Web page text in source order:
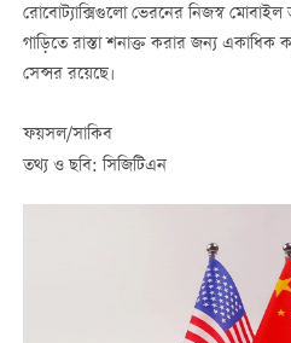
রোবোট্যাক্সিগুলো ভেরনের নিজস্ব মোবাইল
গাড়িতে রাস্তা শনাক্ত করার জন্য একাধিক
সেন্সর রয়েছে।
ফয়সল/সাকিব
তথ্য ও ছবি: সিজিটিএন